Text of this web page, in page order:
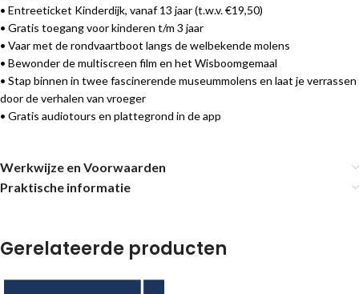
• Entreeticket Kinderdijk, vanaf 13 jaar (t.w.v. €19,50)
• Gratis toegang voor kinderen t/m 3 jaar
• Vaar met de rondvaartboot langs de welbekende molens
• Bewonder de multiscreen film en het Wisboomgemaal
• Stap binnen in twee fascinerende museummolens en laat je verrassen
door de verhalen van vroeger
• Gratis audiotours en plattegrond in de app
Werkwijze en Voorwaarden
Praktische informatie
Gerelateerde producten